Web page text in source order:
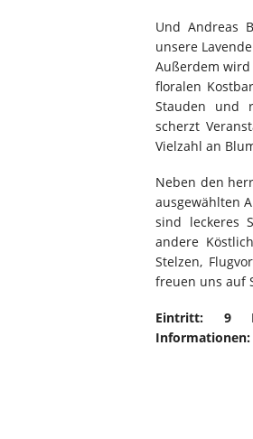
Und Andreas
unsere
Außerdem
floralen
Stauden und
scherzt
Vielzahl an
Neben den
ausgewählten
sind leckeres
andere
Stelzen,
freuen uns auf
Eintritt: 9
Informationen: